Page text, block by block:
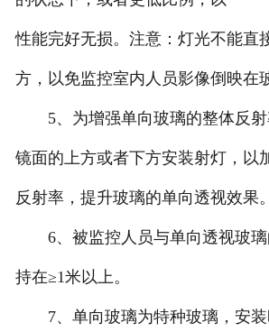
性能完好无损。注意：灯光不能直
方，以免监控室内人员影像倒映在
5、为增强单向玻璃的整体反射
镜面的上方或者下方安装射灯，以
反射率，提升玻璃的单向透视效果。
6、被监控人员与单向透视玻璃
持在≥1米以上。
7、单向玻璃为特种玻璃，安装